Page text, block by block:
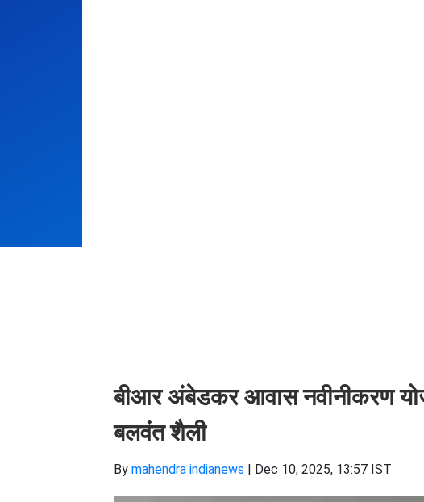
बीआर अंबेडकर आवास नवीनीकरण
बलवंत शैली
By mahendra indianews | Dec 10, 2025, 13:57 IST